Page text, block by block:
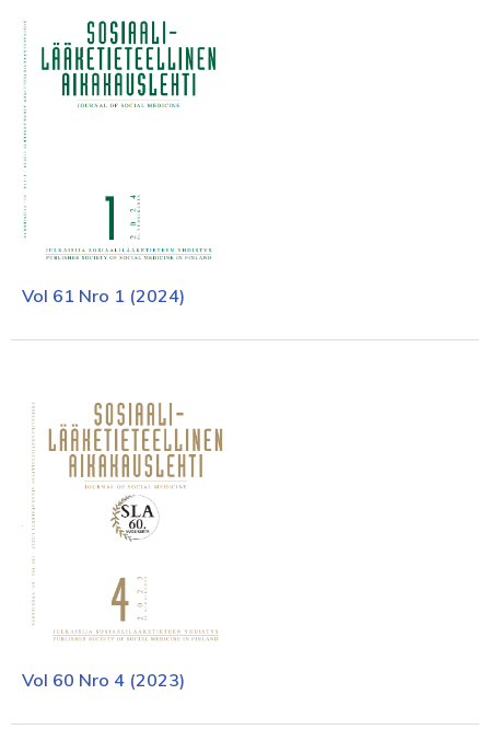
Vol 61 Nro 1 (2024)
Vol 60 Nro 4 (2023)